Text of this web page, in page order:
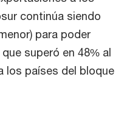
continúa siendo
para poder
superó en 48% al
los países del bloque